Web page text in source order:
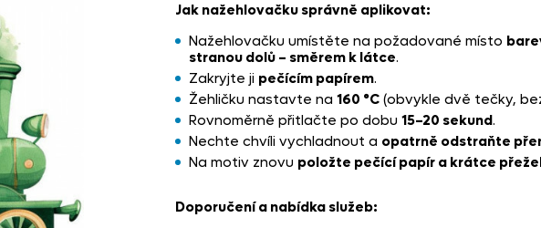
Jak nažehlovačku správně aplikovat:
Nažehlovačku umístěte na požadované místo
stranou dolů – směrem k látce.
Zakryjte ji pečícím papírem.
Žehličku nastavte na 160 °C(obvykle dvě tečky,
Rovnoměrně přitlačte po dobu 15–20 sekund.
Nechte chvíli vychladnout a opatrně odstraňte
Na motiv znovu položte pečící papír a krátce
Doporučení a nabídka služeb: